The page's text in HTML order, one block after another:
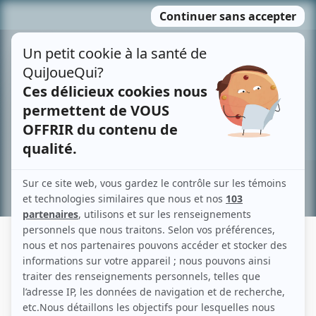
MENU
contenu
Recherche avancée »
GEORGE ALEXANDER
Liens
Fiche de George Alexander sur Showbizz.net